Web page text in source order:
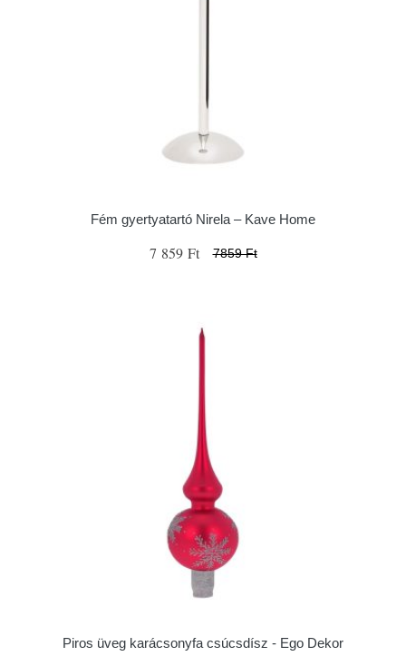
Fém gyertyatartó Nirela – Kave Home
7 859 Ft 7859 Ft
Piros üveg karácsonyfa csúcsdísz - Ego Dekor